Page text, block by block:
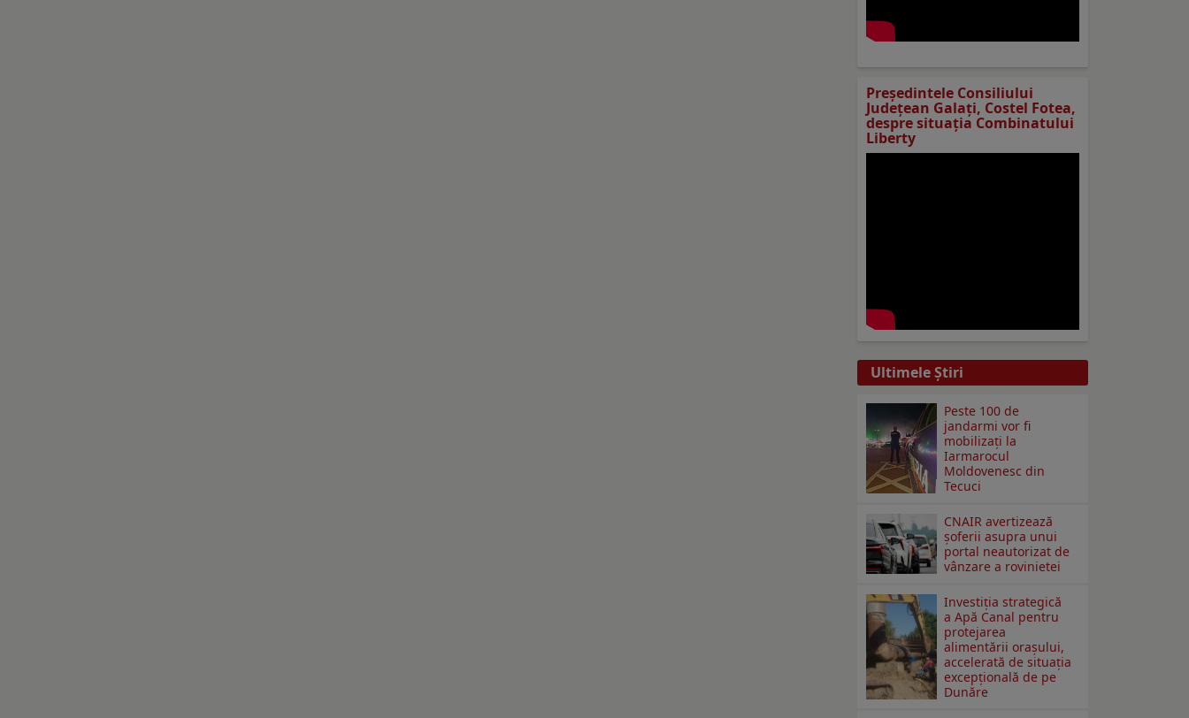
Preşedintele Consiliului
Judeţean Galaţi, Costel Fotea,
despre situaţia Combinatului
Liberty
Ultimele Ştiri
Peste 100 de
jandarmi vor fi
mobilizați la
Iarmarocul
Moldovenesc din
Tecuci
CNAIR avertizează
șoferii asupra unui
portal neautorizat de
vânzare a rovinietei
Investiția strategică
a Apă Canal pentru
protejarea
alimentării orașului,
accelerată de situația
excepțională de pe
Dunăre